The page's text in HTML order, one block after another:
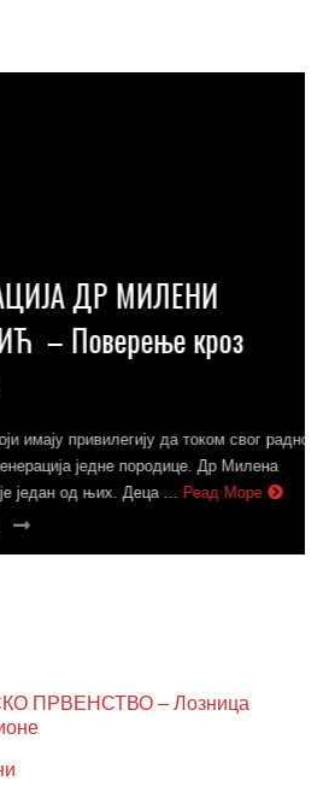
ДР МИЛЕНИ
кроз
привилегију да током свог радног
једне породице. Др Милена
од њих. Деца ... Реад Море
ПРВЕНСТВО – Лозница